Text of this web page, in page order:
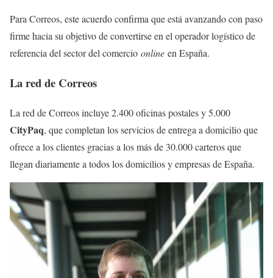
Para Correos, este acuerdo confirma que está avanzando con paso
firme hacia su objetivo de convertirse en el operador logístico de
referencia del sector del comercio online en España.
La red de Correos
La red de Correos incluye 2.400 oficinas postales y 5.000
CityPaq, que completan los servicios de entrega a domicilio que
ofrece a los clientes gracias a los más de 30.000 carteros que
llegan diariamente a todos los domicilios y empresas de España.